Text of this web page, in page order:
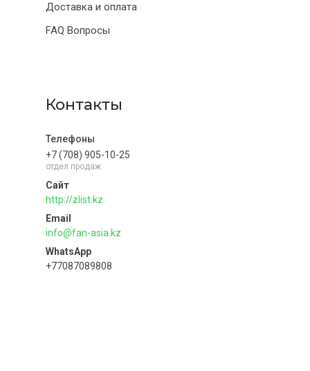
Доставка и оплата
FAQ Вопросы
Контакты
+7 (708) 905-10-25
отдел продаж
http://zlist.kz
info@fan-asia.kz
+77087089808